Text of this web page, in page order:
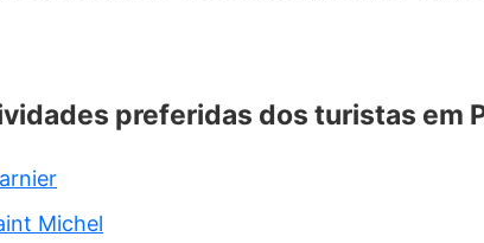
preferidas dos turistas em
Michel